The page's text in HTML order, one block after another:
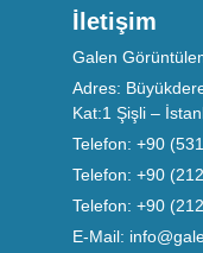
İletişim
Galen
Adres:
Kat:1 Şişli –
Telefon: +90
Telefon: +90
Telefon: +90
E-Mail: